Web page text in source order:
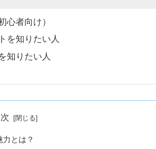
心者向け）
を知りたい人
知りたい人
とは？